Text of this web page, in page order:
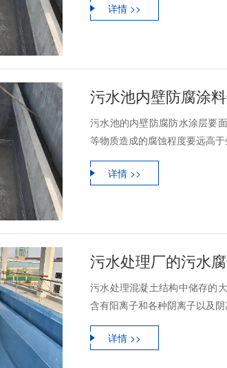
详情 >>
污水池内壁防腐涂
污水池的内壁防腐防水涂层要
等物质造成的腐蚀程度要远高
详情 >>
污水处理厂的污水
污水处理混凝土结构中储存的
含有阳离子和各种阴离子以及
详情 >>